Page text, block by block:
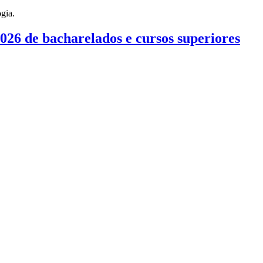
de bacharelados e cursos superiores